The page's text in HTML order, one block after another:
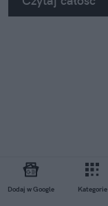
Dodaj w Google Kategorie